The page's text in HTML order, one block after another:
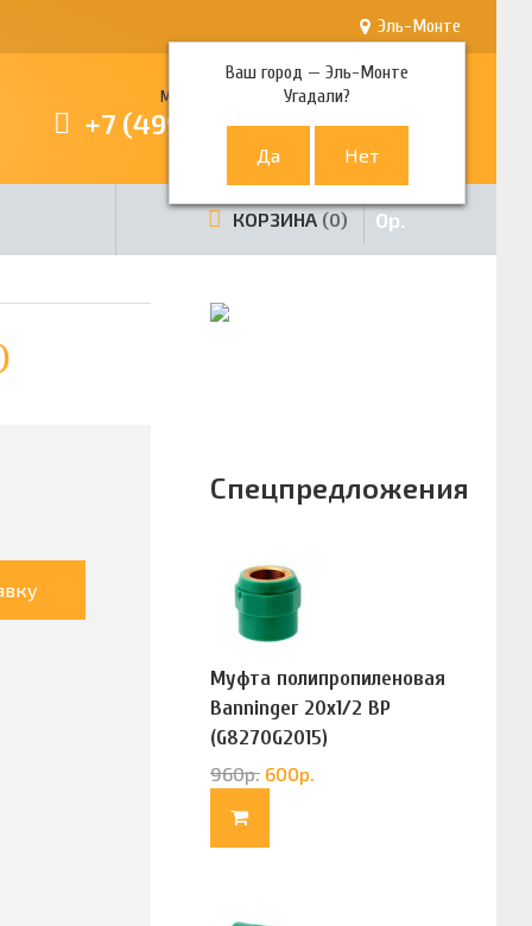
Эль-Монте
Ваш город —Эль-Монте
Угадали?
Многоканальный телефон
+7 (499) 380-80-80
КОРЗИНА 0 0р.
Спецпредложения
Муфта полипропиленовая
Banninger 20х1/2 ВР
(G8270G2015)
960р. 600р.